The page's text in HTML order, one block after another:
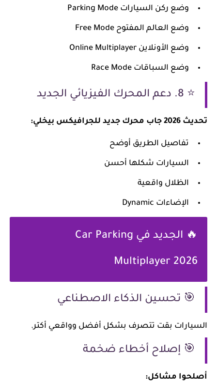
وضع ركن السيارات Parking Mode
وضع العالم المفتوح Free Mode
وضع الأونلاين Online Multiplayer
وضع السباقات Race Mode
⭐ 8. دعم المحرك الفيزيائي الجديد
تحديث 2026 جاب محرك جديد للجرافيكس بيخلي:
تفاصيل الطريق أوضح
السيارات شكلها أحسن
الظلال واقعية
الإضاءات Dynamic
🔥 الجديد في Car Parking
Multiplayer 2026
🎯 تحسين الذكاء الاصطناعي
السيارات بقت تتصرف بشكل أفضل وواقعي أكتر.
🎯 إصلاح أخطاء ضخمة
أصلحوا مشاكل: